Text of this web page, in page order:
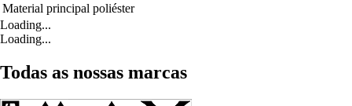
Material principal poliéster
Loading...
Loading...
Todas as nossas marcas